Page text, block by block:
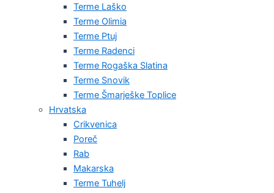
Terme Laško
Terme Olimia
Terme Ptuj
Terme Radenci
Terme Rogaška Slatina
Terme Snovik
Terme Šmarješke Toplice
Hrvatska
Crikvenica
Poreč
Rab
Makarska
Terme Tuhelj